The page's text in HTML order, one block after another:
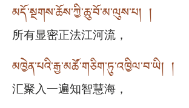
མདོ་སྔགས་ཆོས་ཀྱི་ཆུ་བོ་མ་ལུས་པ། །
所有显密正法江河流，
མཁྱེན་པའི་རྒྱ་མཚོ་གཅིག་ཏུ་འཁྱིལ་བ་ཡི། །
汇聚入一遍知智慧海，